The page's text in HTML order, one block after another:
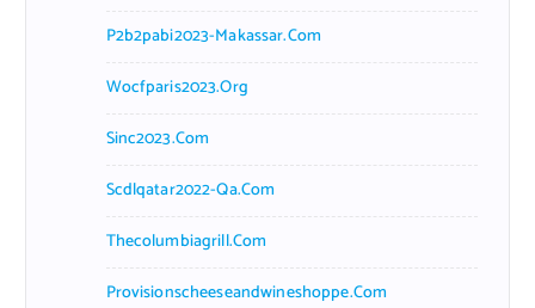
P2b2pabi2023-Makassar.com
Wocfparis2023.org
Sinc2023.com
Scdlqatar2022-Qa.com
Thecolumbiagrill.com
Provisionscheeseandwineshoppe.com